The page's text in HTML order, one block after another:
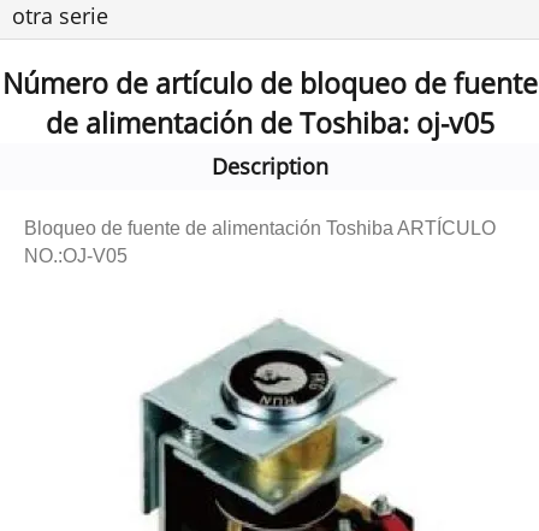
otra serie
Número de artículo de bloqueo de fuente
de alimentación de Toshiba: oj-v05
Description
Bloqueo de fuente de alimentación Toshiba ARTÍCULO
NO.:OJ-V05